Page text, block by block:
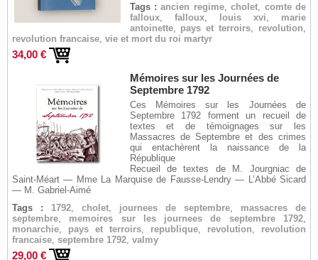
Tags :ancien regime, cholet, comte de
falloux, falloux, louis xvi,
marie
antoinette, pays et terroirs, revolution,
revolution francaise, vie et mort du roi martyr
34,00 €
Mémoires sur les Journées de
Septembre 1792
Ces Mémoires sur les Journées de
Septembre 1792 forment un recueil de
textes et de témoignages sur les
Massacres de Septembre et des crimes
qui entachèrent la naissance de la
République
Recueil de textes de M. Jourgniac de
Saint-Méart — Mme La Marquise de Fausse-Lendry — L’Abbé Sicard
— M. Gabriel-Aimé
Tags : 1792, cholet, journees de septembre,
massacres de
septembre, memoires sur les journees de septembre 1792,
monarchie, pays et terroirs, republique, revolution,
revolution
francaise, septembre 1792, valmy
29,00 €